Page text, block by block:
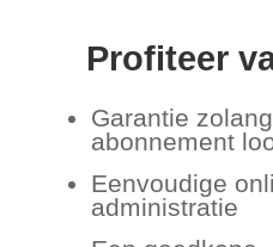
Profiteer
Garantie
abonnement
Eenvoudige
administratie